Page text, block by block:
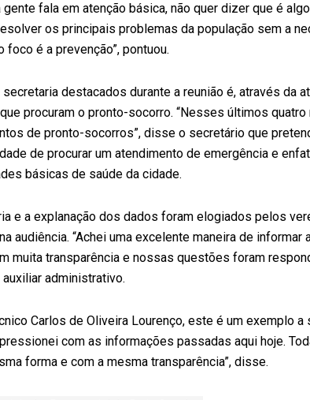
gente fala em atenção básica, não quer dizer que é
os principais problemas da população sem a
é a prevenção”, pontuou.
destacados durante a reunião é, através da
procuram o pronto-socorro. “Nesses últimos
de pronto-socorros”, disse o secretário que
de procurar um atendimento de emergência e
básicas de saúde da cidade.
e a explanação dos dados foram elogiados pelos
audiência. “Achei uma excelente maneira de informar
muita transparência e nossas questões foram
administrativo.
Carlos de Oliveira Lourenço, este é um exemplo
com as informações passadas aqui hoje.
forma e com a mesma transparência”, disse.